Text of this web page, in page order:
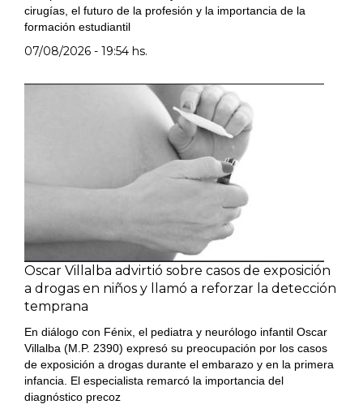
cirugías, el futuro de la profesión y la importancia de la
formación estudiantil
07/08/2026 - 19:54 hs.
Oscar Villalba advirtió sobre casos de exposición
a drogas en niños y llamó a reforzar la detección
temprana
En diálogo con Fénix, el pediatra y neurólogo infantil Oscar
Villalba (M.P. 2390) expresó su preocupación por los casos
de exposición a drogas durante el embarazo y en la primera
infancia. El especialista remarcó la importancia del
diagnóstico precoz